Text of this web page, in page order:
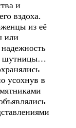
и
вздоха.
из её
или
шутницы…
усохнув в